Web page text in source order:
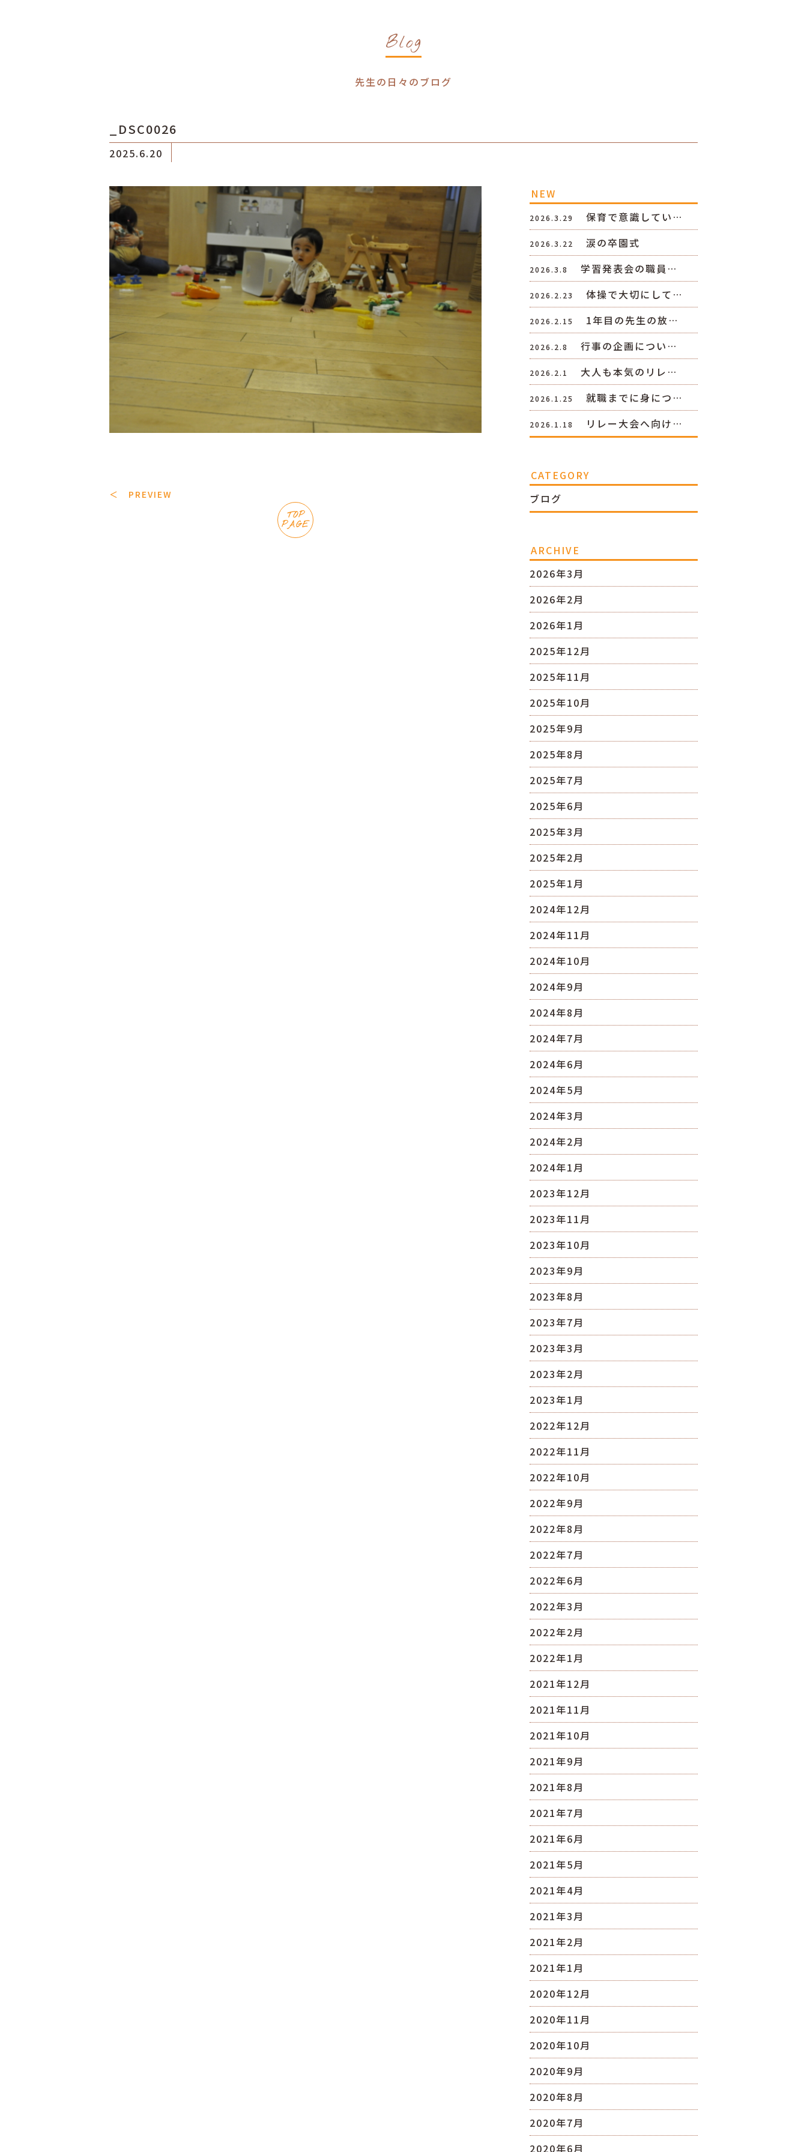
Blog
先生の日々のブログ
_DSC0026
2025.6.20
＜ PREVIEW
TOP
PAGE
NEW
2026.3.29 保育で意識してい…
2026.3.22 涙の卒園式
2026.3.8 学習発表会の職員…
2026.2.23 体操で大切にして…
2026.2.15 1年目の先生の放…
2026.2.8 行事の企画につい…
2026.2.1 大人も本気のリレ…
2026.1.25 就職までに身につ…
2026.1.18 リレー大会へ向け…
CATEGORY
ブログ
ARCHIVE
2026年3月
2026年2月
2026年1月
2025年12月
2025年11月
2025年10月
2025年9月
2025年8月
2025年7月
2025年6月
2025年3月
2025年2月
2025年1月
2024年12月
2024年11月
2024年10月
2024年9月
2024年8月
2024年7月
2024年6月
2024年5月
2024年3月
2024年2月
2024年1月
2023年12月
2023年11月
2023年10月
2023年9月
2023年8月
2023年7月
2023年3月
2023年2月
2023年1月
2022年12月
2022年11月
2022年10月
2022年9月
2022年8月
2022年7月
2022年6月
2022年3月
2022年2月
2022年1月
2021年12月
2021年11月
2021年10月
2021年9月
2021年8月
2021年7月
2021年6月
2021年5月
2021年4月
2021年3月
2021年2月
2021年1月
2020年12月
2020年11月
2020年10月
2020年9月
2020年8月
2020年7月
2020年6月